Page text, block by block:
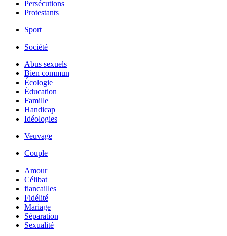
Persécutions
Protestants
Sport
Société
Abus sexuels
Bien commun
Écologie
Éducation
Famille
Handicap
Idéologies
Veuvage
Couple
Amour
Célibat
fiancailles
Fidélité
Mariage
Séparation
Sexualité